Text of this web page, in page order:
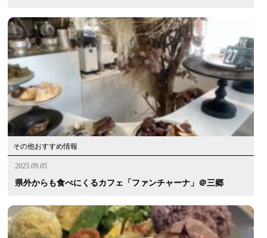
その他おすすめ情報
2025.09.05
県外からも食べにくるカフェ「ファンチャーナ」＠三郷